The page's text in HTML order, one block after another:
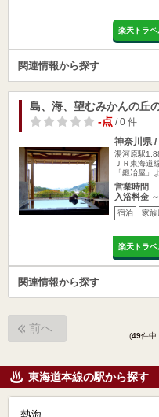
楽天トラ
関連情報から探す
島、海、望むみかんの丘
-点 / 0 件
神奈川県
湯河原駅
ＪＲ東海
「鍛冶屋」
営業時間
入浴料金 ～
宿泊 家族
楽天トラ
関連情報から探す
前へ
(49件中
東海道本線の駅から探す
熱海